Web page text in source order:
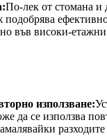
По-лек от стомана и
във високи-
използване:
да се използва